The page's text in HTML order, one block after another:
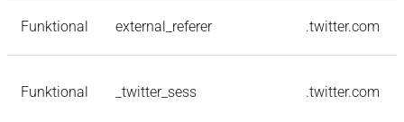
Funktional external_referer .twitter.com
Funktional _twitter_sess .twitter.com